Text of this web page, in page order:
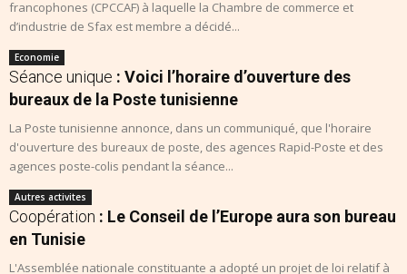
francophones (CPCCAF) à laquelle la Chambre de commerce et
d’industrie de Sfax est membre a décidé...
Economie
Séance unique : Voici l’horaire d’ouverture des
bureaux de la Poste tunisienne
La Poste tunisienne annonce, dans un communiqué, que l'horaire
d'ouverture des bureaux de poste, des agences Rapid-Poste et des
agences poste-colis pendant la séance...
Autres activites
Coopération : Le Conseil de l’Europe aura son bureau
en Tunisie
L'Assemblée nationale constituante a adopté un projet de loi relatif à